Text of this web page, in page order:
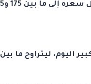
175 و425 جنيهًا للكيلو.
ما بين 76 و78 جنيهًا للكيلو.